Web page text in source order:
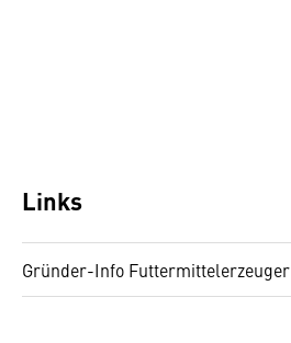
Links
Gründer-Info Futtermittelerzeuger